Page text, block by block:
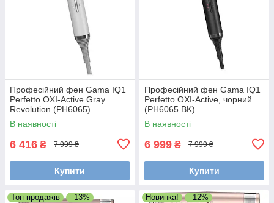
Професійний фен Gama IQ1
Perfetto OXI-Active Gray
Revolution (PH6065)
В наявності
6 416 ₴ 7 999 ₴
Купити
Професійний фен Gama IQ1
Perfetto OXI-Active, чорний
(PH6065.BK)
В наявності
6 999 ₴ 7 999 ₴
Купити
Топ продажів –13% Новинка! –12%